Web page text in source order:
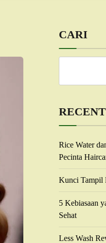
CARI
Rice Water
Pecinta
Kunci Tampil
5 Kebiasaan
Sehat
Less Wash